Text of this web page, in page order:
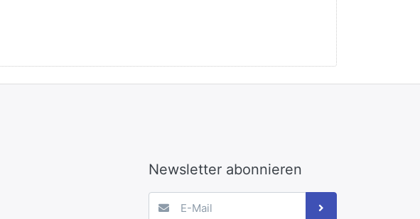
Newsletter abonnieren